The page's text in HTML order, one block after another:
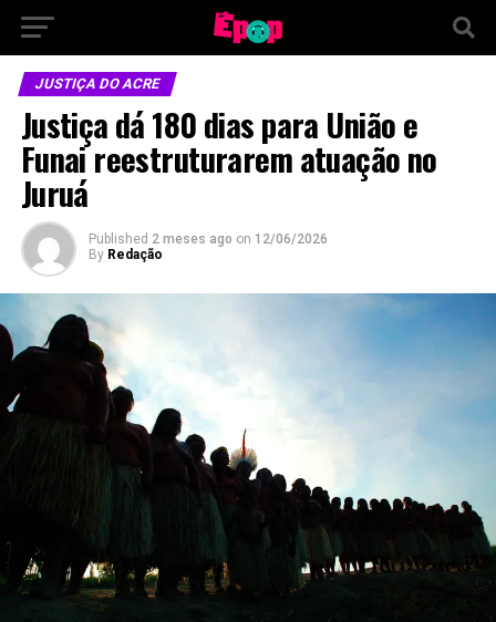
JUSTIÇA DO ACRE
Justiça dá 180 dias para União e
Funai reestruturarem atuação no
Juruá
Published 2 meses ago on 12/06/2026
By Redação